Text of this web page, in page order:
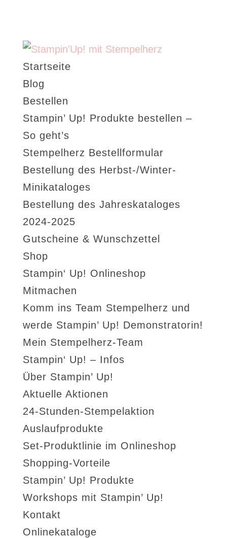
Startseite
Blog
Bestellen
Stampin’ Up! Produkte bestellen –
So geht’s
Stempelherz Bestellformular
Bestellung des Herbst-/Winter-
Minikataloges
Bestellung des Jahreskataloges
2024-2025
Gutscheine & Wunschzettel
Shop
Stampin‘ Up! Onlineshop
Mitmachen
Komm ins Team Stempelherz und
werde Stampin’ Up! Demonstratorin!
Mein Stempelherz-Team
Stampin‘ Up! – Infos
Über Stampin’ Up!
Aktuelle Aktionen
24-Stunden-Stempelaktion
Auslaufprodukte
Set-Produktlinie im Onlineshop
Shopping-Vorteile
Stampin’ Up! Produkte
Workshops mit Stampin’ Up!
Kontakt
Onlinekataloge